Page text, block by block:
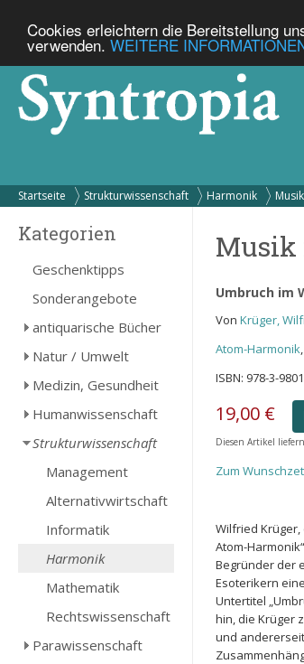
Cookies erleichtern die Bereitstellung
verwenden. WEITERE
Startseite Strukturwissenschaft Harmonik
Kategorien
Geschenktipps
Sonderangebote
antiquarische Bücher
Natur / Umwelt
Medizin, Gesundheit
Humanwissenschaft
Strukturwissenschaft
Management
Alternativwirtschaft
Informatik
Harmonik
Mathematik
Rechtswissenschaft
Parawissenschaft
Musik
Umbruch im
Von Krüger,
Atom-Harmonik
ISBN: 978-3-
19,00 €
Diesen Artikel
Zum
Wilfried Krüger,
Atom-
Begründer der
Esoterikern
Untertitel
hin, die Krüger
und